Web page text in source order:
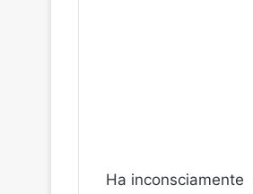
Ha inconsciamente